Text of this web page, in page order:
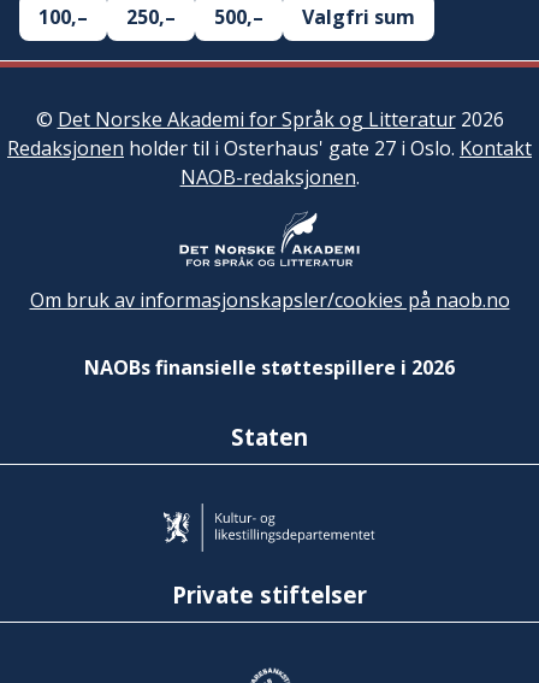
100,–
250,– 500,– Valgfri sum
© Det Norske Akademi for Språk og Litteratur2026
Redaksjonen holder til i Osterhaus' gate 27 i Oslo. Kontakt
NAOB-redaksjonen.
Om bruk av informasjonskapsler/cookies på naob.no
NAOBs finansielle støttespillere i 2026
Staten
Private stiftelser